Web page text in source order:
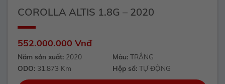
COROLLA ALTIS 1.8G – 2020
552.000.000 Vnđ
Năm sản xuất:2020 Màu: TRẮNG
ODO:31.873 Km Hộp số: TỰ ĐỘNG